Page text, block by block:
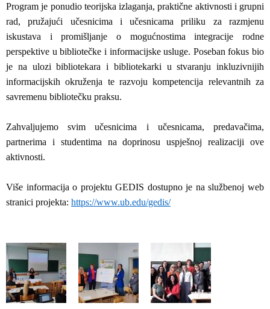
Program je ponudio teorijska izlaganja, praktične aktivnosti i grupni
rad, pružajući učesnicima i učesnicama priliku za razmjenu
iskustava i promišljanje o mogućnostima integracije rodne
perspektive u bibliotečke i informacijske usluge. Poseban fokus bio
je na ulozi bibliotekara i bibliotekarki u stvaranju inkluzivnijih
informacijskih okruženja te razvoju kompetencija relevantnih za
savremenu bibliotečku praksu.
Zahvaljujemo svim učesnicima i učesnicama, predavačima,
partnerima i studentima na doprinosu uspješnoj realizaciji ove
aktivnosti.
Više informacija o projektu GEDIS dostupno je na službenoj web
stranici projekta: https://www.ub.edu/gedis/